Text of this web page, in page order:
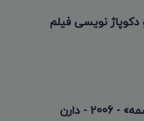
نقد و تحلیل فیلم «چشمه» - 2006 - دارن